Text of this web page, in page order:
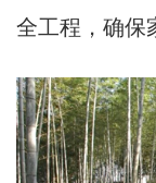
全工程，确保